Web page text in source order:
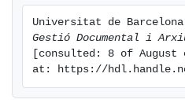
Gestió Documental i
[consulted: 8 of
at: https://